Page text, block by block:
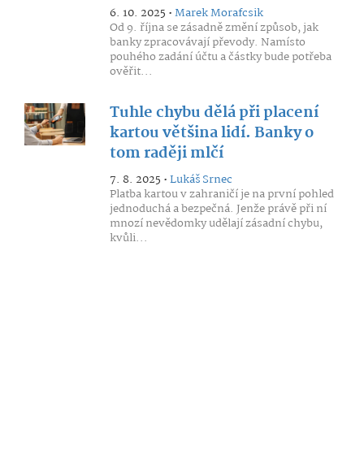
6. 10. 2025 •Marek Morafcsik
Od 9. října se zásadně změní způsob, jak
banky zpracovávají převody. Namísto
pouhého zadání účtu a částky bude potřeba
ověřit...
Tuhle chybu dělá při placení
kartou většina lidí. Banky o
tom raději mlčí
7. 8. 2025 •Lukáš Srnec
Platba kartou v zahraničí je na první pohled
jednoduchá a bezpečná. Jenže právě při ní
mnozí nevědomky udělají zásadní chybu,
kvůli...